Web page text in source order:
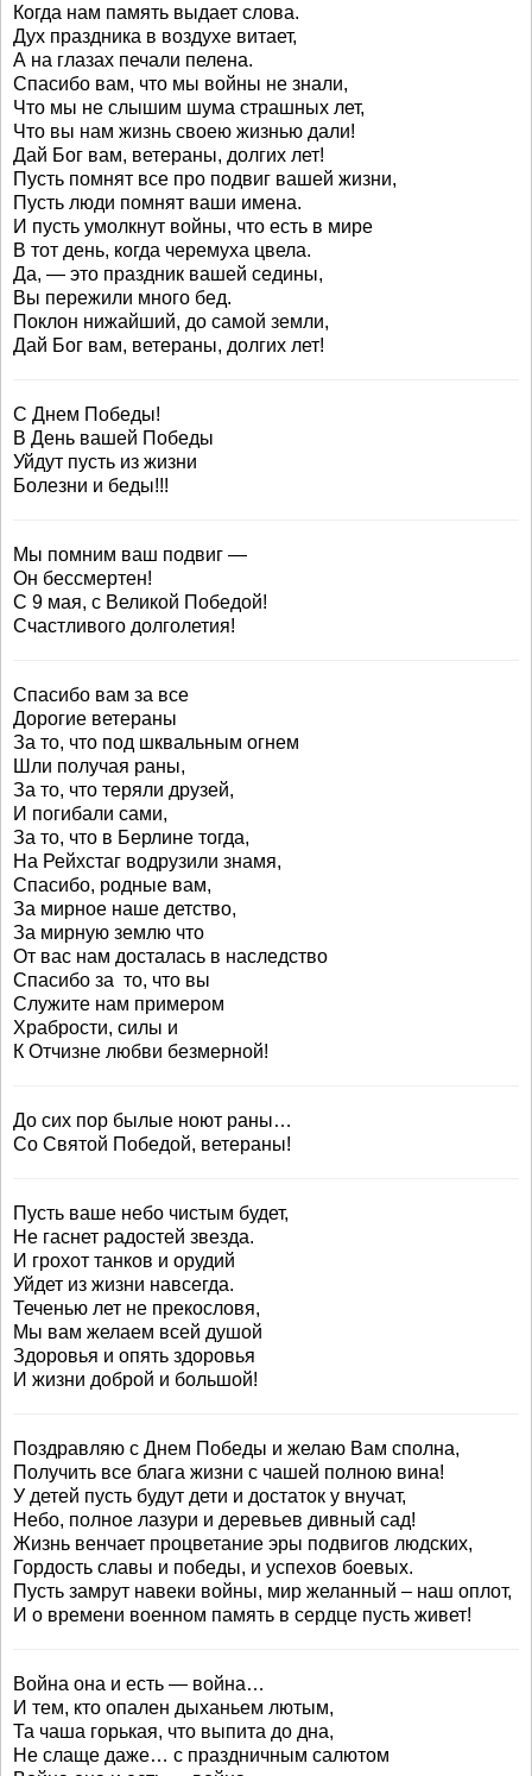
Когда нам память выдает слова.
Дух праздника в воздухе витает,
А на глазах печали пелена.
Спасибо вам, что мы войны не знали,
Что мы не слышим шума страшных лет,
Что вы нам жизнь своею жизнью дали!
Дай Бог вам, ветераны, долгих лет!
Пусть помнят все про подвиг вашей жизни,
Пусть люди помнят ваши имена.
И пусть умолкнут войны, что есть в мире
В тот день, когда черемуха цвела.
Да, — это праздник вашей седины,
Вы пережили много бед.
Поклон нижайший, до самой земли,
Дай Бог вам, ветераны, долгих лет!
С Днем Победы!
В День вашей Победы
Уйдут пусть из жизни
Болезни и беды!!!
Мы помним ваш подвиг —
Он бессмертен!
С 9 мая, с Великой Победой!
Счастливого долголетия!
Спасибо вам за все
Дорогие ветераны
За то, что под шквальным огнем
Шли получая раны,
За то, что теряли друзей,
И погибали сами,
За то, что в Берлине тогда,
На Рейхстаг водрузили знамя,
Спасибо, родные вам,
За мирное наше детство,
За мирную землю что
От вас нам досталась в наследство
Спасибо за то, что вы
Служите нам примером
Храбрости, силы и
К Отчизне любви безмерной!
До сих пор былые ноют раны…
Со Святой Победой, ветераны!
Пусть ваше небо чистым будет,
Не гаснет радостей звезда.
И грохот танков и орудий
Уйдет из жизни навсегда.
Теченью лет не прекословя,
Мы вам желаем всей душой
Здоровья и опять здоровья
И жизни доброй и большой!
Поздравляю с Днем Победы и желаю Вам сполна,
Получить все блага жизни с чашей полною вина!
У детей пусть будут дети и достаток у внучат,
Небо, полное лазури и деревьев дивный сад!
Жизнь венчает процветание эры подвигов людских,
Гордость славы и победы, и успехов боевых.
Пусть замрут навеки войны, мир желанный – наш оплот,
И о времени военном память в сердце пусть живет!
Война она и есть — война…
И тем, кто опален дыханьем лютым,
Та чаша горькая, что выпита до дна,
Не слаще даже… с праздничным салютом